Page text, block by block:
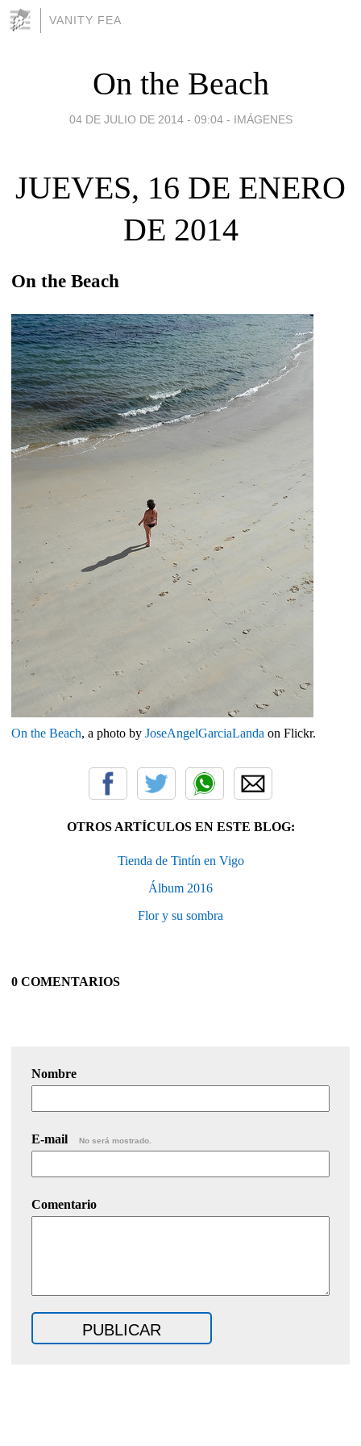
VANITY FEA
On the Beach
04 DE JULIO DE 2014 - 09:04 - IMÁGENES
JUEVES, 16 DE ENERO
DE 2014
On the Beach
On the Beach, a photo by JoseAngelGarciaLanda on Flickr.
OTROS ARTÍCULOS EN ESTE BLOG:
Tienda de Tintín en Vigo
Álbum 2016
Flor y su sombra
0 COMENTARIOS
Nombre
E-mail No será mostrado.
Comentario